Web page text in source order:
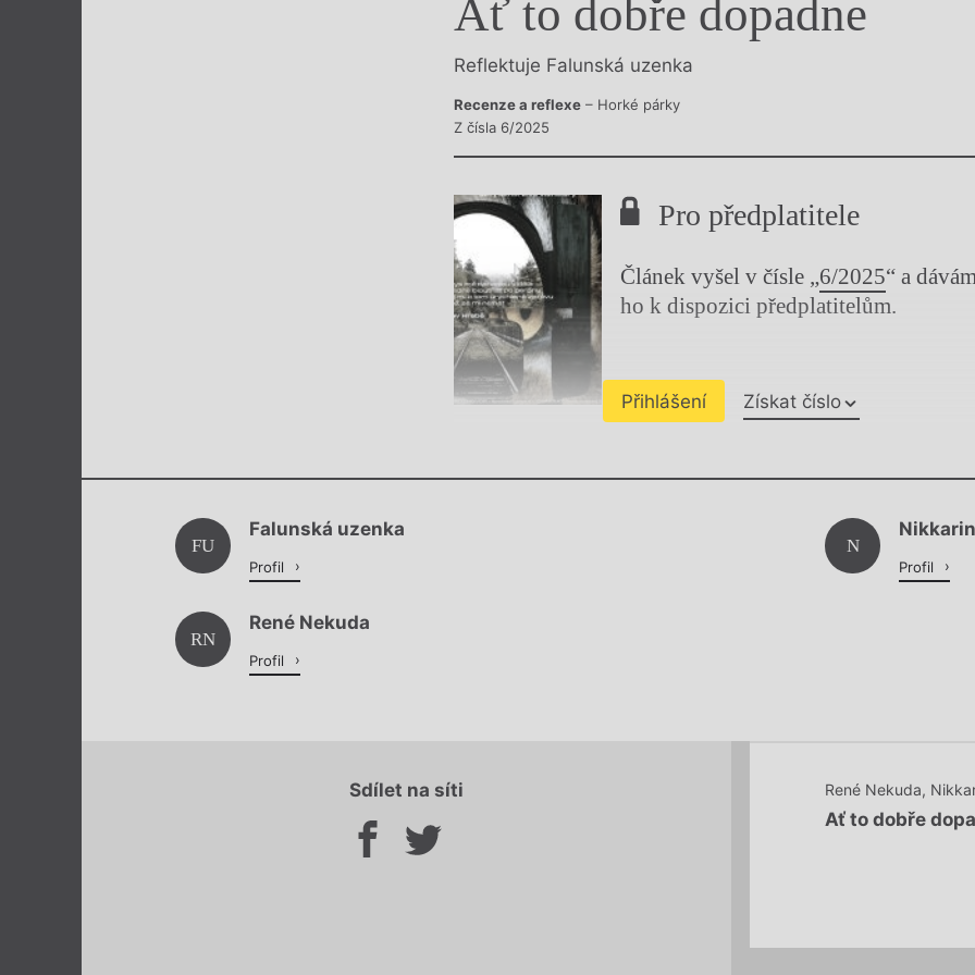
Výroční cenyAť to dobře dopadne
Reflektuje Falunská uzenka
Recenze a reflexe – Horké párky
Z čísla 6/2025
Pro předplatitele
Článek vyšel v čísle „6/2025“ a
ho k dispozici předplatitelům.
Přihlášení Získat číslo
Chviličku.
FU
Falunská uzenka
Profil
N
Profil
RN
René Nekuda
Profil
Sdílet na síti René Nekuda,
Ať to dobře